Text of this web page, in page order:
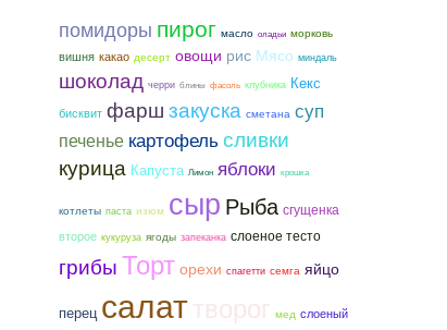
помидоры пирог масло оладьи морковь
вишня какао десерт овощи рис Мясо миндаль
шоколад черри блины фасоль клубника Кекс
бисквит фаршзакуска сметана суп
печенье картофельсливки
курица Капуста Лимон яблоки крошка
котлеты паста изюм сыр Рыба сгущенка
второе кукуруза ягоды запеканка слоеное тесто
грибыТорт орехи спагетти семга яйцо
перец салат мед слоеный